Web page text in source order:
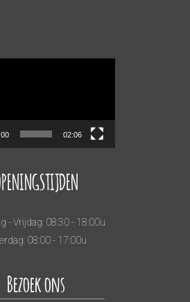
02:06
- Vrijdag: 08:30 - 18:00u
08:00 - 17:00u
Bezoek ons